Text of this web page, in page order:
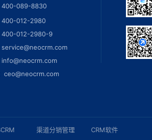
400-089-8830
400-012-2980
400-012-2980-9
service@neocrm.com
info@neocrm.com
ceo@neocrm.com
渠道分销管理
CRM软件